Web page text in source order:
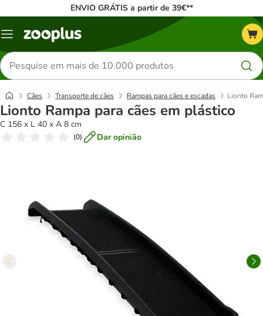
ENVIO GRÁTIS a partir de 39€**
Menu
Pesquisar
produtos
Cães Transporte de cães Rampas para cães e escadas Lionto
Lionto Rampa para cães em plástico
C 156 x L 40 x A 8 cm
(0) Dar opinião